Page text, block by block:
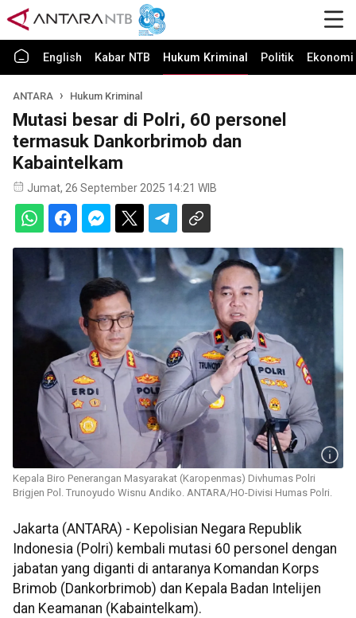
English Kabar NTB Hukum Kriminal Politik
ANTARA Hukum Kriminal
Mutasi besar di Polri, 60 personel
termasuk Dankorbrimob dan
Kabaintelkam
Jumat, 26 September 2025 14:21 WIB
Kepala Biro Penerangan Masyarakat (Karopenmas) Divhumas Polri
Brigjen Pol. Trunoyudo Wisnu Andiko. ANTARA/HO-Divisi Humas Polri.
Jakarta (ANTARA) - Kepolisian Negara Republik
Indonesia (Polri) kembali mutasi 60 personel dengan
jabatan yang diganti di antaranya Komandan Korps
Brimob (Dankorbrimob) dan Kepala Badan Intelijen
dan Keamanan (Kabaintelkam).